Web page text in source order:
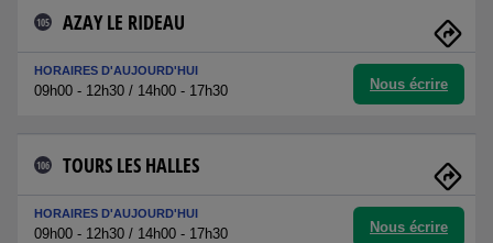
105 AZAY LE RIDEAU
HORAIRES D'AUJOURD'HUI
09h00 - 12h30 / 14h00 - 17h30 Nous écrire
106 TOURS LES HALLES
HORAIRES D'AUJOURD'HUI
09h00 - 12h30 / 14h00 - 17h30 Nous écrire